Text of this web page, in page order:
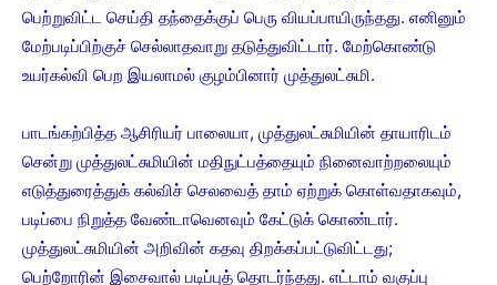
பெற்றுவிட்ட செய்தி தந்தைக்குப் பெரு வியப்பாயிருந்தது. எனினும்
மேற்படிப்பிற்குச் செல்லாதவாறு தடுத்துவிட்டார். மேற்கொண்டு
உயர்கல்வி பெற இயலாமல் குழம்பினார் முத்துலட்சுமி.
பாடங்கற்பித்த ஆசிரியர் பாலையா, முத்துலட்சுமியின் தாயாரிடம்
சென்று முத்துலட்சுமியின் மதிநுட்பத்தையும் நினைவாற்றலையும்
எடுத்துரைத்துக் கல்விச் செலவைத் தாம் ஏற்றுக் கொள்வதாகவும்,
படிப்பை நிறுத்த வேண்டாவெனவும் கேட்டுக் கொண்டார்.
முத்துலட்சுமியின் அறிவின் கதவு திறக்கப்பட்டுவிட்டது;
பெற்றோரின் இசைவால் படிப்புத் தொடர்ந்தது. எட்டாம் வகுப்பு